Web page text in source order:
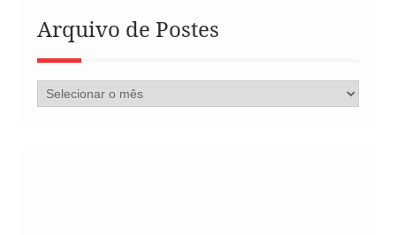
Arquivo de Postes
Arquivo
de